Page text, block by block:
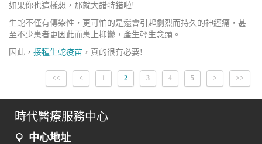
如果你也這樣想，那就大錯特錯啦!
生蛇不僅有傳染性，更可怕的是還會引起劇烈而持久的神經痛，甚
至不少患者更因此而患上抑鬱，產生輕生念頭。
因此， 接種生蛇疫苗 ，真的很有必要!
<< < 1 2 3 4 5 > >>
時代醫療服務中心
中心地址